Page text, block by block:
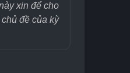
xin để cho
đề của kỳ